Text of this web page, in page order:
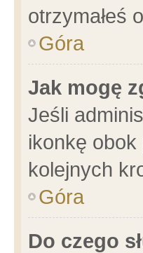
otrzymałeś
Góra
Jak mogę
Jeśli
ikonkę
kolejnych
Góra
Do czego